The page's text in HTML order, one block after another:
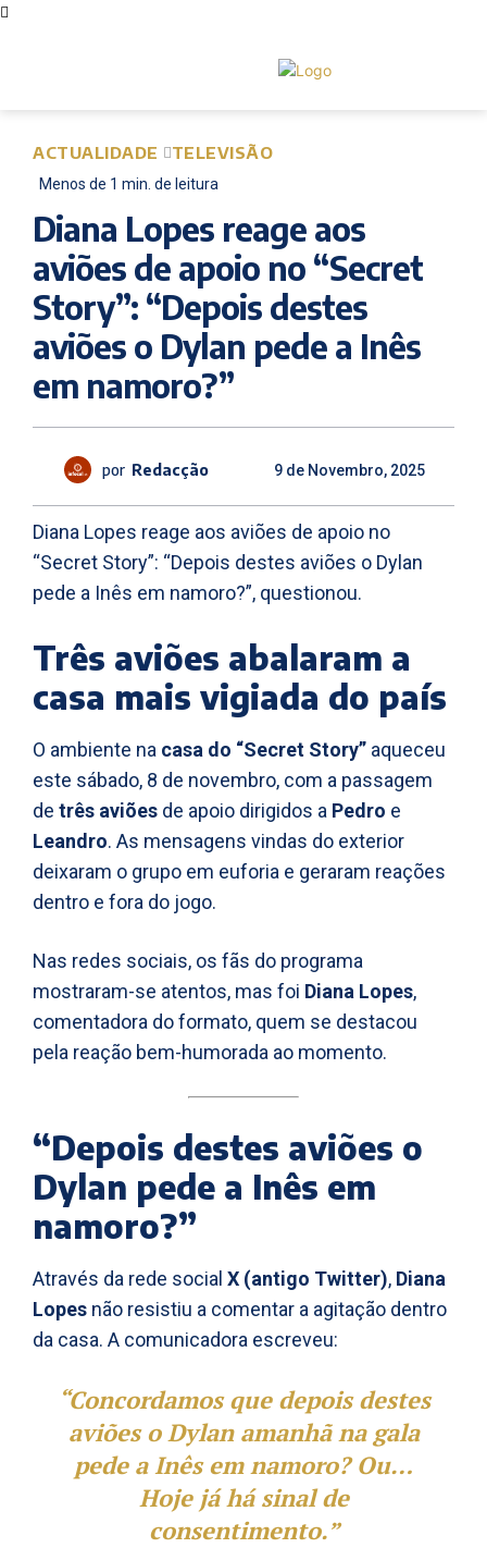
ACTUALIDADE TELEVISÃO
Menos de 1 min. de leitura
Diana Lopes reage aos
aviões de apoio no “Secret
Story”: “Depois destes
aviões o Dylan pede a Inês
em namoro?”
por Redacção 9 de Novembro, 2025
Diana Lopes reage aos aviões de apoio no
“Secret Story”: “Depois destes aviões o Dylan
pede a Inês em namoro?”, questionou.
Três aviões abalaram a
casa mais vigiada do país
O ambiente na casa do “Secret Story” aqueceu
este sábado, 8 de novembro, com a passagem
de três aviões de apoio dirigidos a Pedro e
Leandro. As mensagens vindas do exterior
deixaram o grupo em euforia e geraram reações
dentro e fora do jogo.
Nas redes sociais, os fãs do programa
mostraram-se atentos, mas foi Diana Lopes,
comentadora do formato, quem se destacou
pela reação bem-humorada ao momento.
“Depois destes aviões o
Dylan pede a Inês em
namoro?”
Através da rede social X (antigo Twitter), Diana
Lopes não resistiu a comentar a agitação dentro
da casa. A comunicadora escreveu:
“Concordamos que depois destes
aviões o Dylan amanhã na gala
pede a Inês em namoro? Ou…
Hoje já há sinal de
consentimento.”